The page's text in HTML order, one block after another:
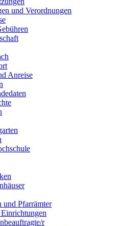
und Verordnungen
Anreise
und Pfarrämter
r